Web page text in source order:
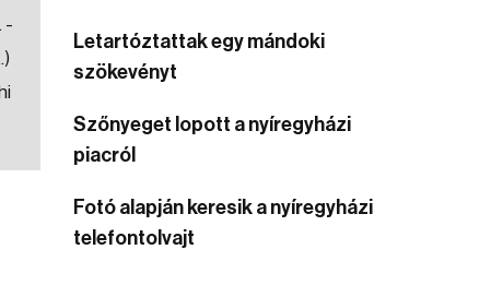
-
Letartóztattak egy mándoki
szökevényt
Szőnyeget lopott a nyíregyházi
piacról
Fotó alapján keresik a nyíregyházi
telefontolvajt